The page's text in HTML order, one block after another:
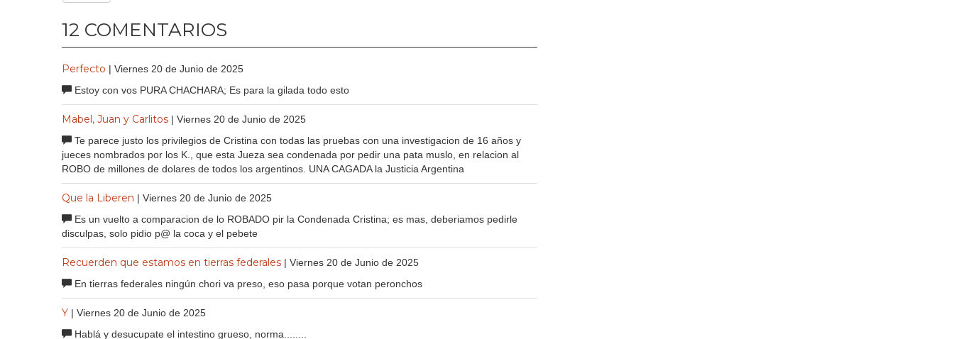
12 COMENTARIOS
Perfecto | Viernes 20 de Junio de 2025
Estoy con vos PURA CHACHARA; Es para la gilada todo esto
Mabel, Juan y Carlitos | Viernes 20 de Junio de 2025
Te parece justo los privilegios de Cristina con todas las pruebas con una investigacion de 16 años y
jueces nombrados por los K., que esta Jueza sea condenada por pedir una pata muslo, en relacion al
ROBO de millones de dolares de todos los argentinos. UNA CAGADA la Justicia Argentina
Que la Liberen | Viernes 20 de Junio de 2025
Es un vuelto a comparacion de lo ROBADO pir la Condenada Cristina; es mas, deberiamos pedirle
disculpas, solo pidio p@ la coca y el pebete
Recuerden que estamos en tierras federales | Viernes 20 de Junio de 2025
En tierras federales ningún chori va preso, eso pasa porque votan peronchos
Y | Viernes 20 de Junio de 2025
Hablá y desucupate el intestino grueso, norma........